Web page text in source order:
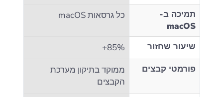
תמיכה ב-
macOS
כל גרסאות macOS
שיעור שחזור
85%+
פורמטי קבצים
ממוקד בתיקון מערכת
הקבצים